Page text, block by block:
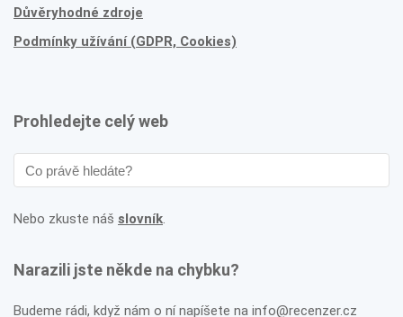
Důvěryhodné zdroje
Podmínky užívání (GDPR, Cookies)
Prohledejte celý web
Nebo zkuste náš slovník.
Narazili jste někde na chybku?
Budeme rádi, když nám o ní napíšete na info@recenzer.cz